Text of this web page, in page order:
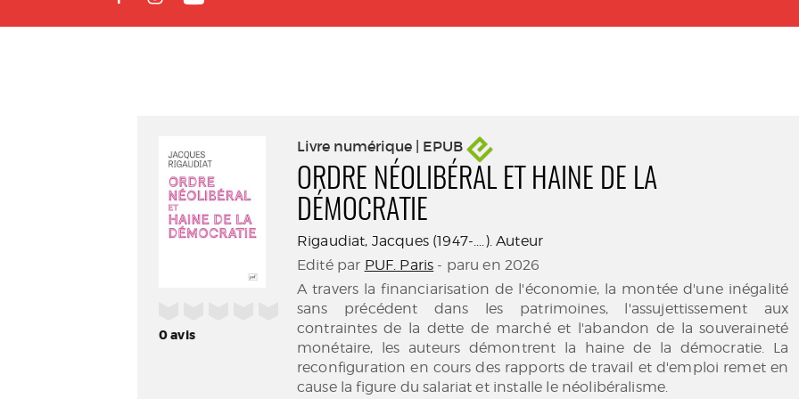
0avis
Livre numérique | EPUB
ORDRE NÉOLIBÉRAL ET HAINE DE LA
DÉMOCRATIE
Rigaudiat, Jacques (1947-....). Auteur
Edité par PUF. Paris - paru en 2026
A travers la financiarisation de l'économie, la montée d'une inégalité
sans précédent dans les patrimoines, l'assujettissement aux
contraintes de la dette de marché et l'abandon de la souveraineté
monétaire, les auteurs démontrent la haine de la démocratie. La
reconfiguration en cours des rapports de travail et d'emploi remet en
cause la figure du salariat et installe le néolibéralisme.